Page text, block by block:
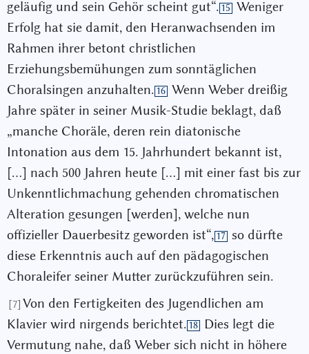
geläufig und sein Gehör scheint gut“. 15 Weniger
Erfolg hat sie damit, den Heranwachsenden im
Rahmen ihrer betont christlichen
Erziehungsbemühungen zum sonntäglichen
Choralsingen anzuhalten. 16 Wenn Weber dreißig
Jahre später in seiner Musik-Studie beklagt, daß
„manche Choräle, deren rein diatonische
Intonation aus dem 15. Jahrhundert bekannt ist,
[…] nach 500 Jahren heute […] mit einer fast bis zur
Unkenntlichmachung gehenden chromatischen
Alteration gesungen [werden], welche nun
offizieller Dauerbesitz geworden ist“, 17 so dürfte
diese Erkenntnis auch auf den pädagogischen
Choraleifer seiner Mutter zurückzuführen sein.
[7] Von den Fertigkeiten des Jugendlichen am
Klavier wird nirgends berichtet. 18
Dies legt die
Vermutung nahe, daß Weber sich nicht in höhere